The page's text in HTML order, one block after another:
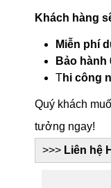
Khách hàng
Miễn phí
Bảo hành
Thi công
Quý khách
tưởng ngay!
>>> Liên hệ